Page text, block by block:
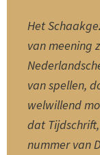
Het
van meening
van spellen,
welwillend
dat
nummer van